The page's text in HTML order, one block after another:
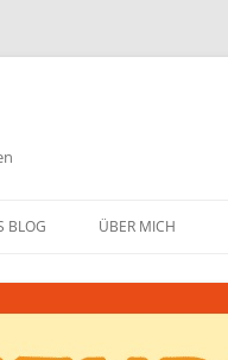
BLOG ÜBER MICH